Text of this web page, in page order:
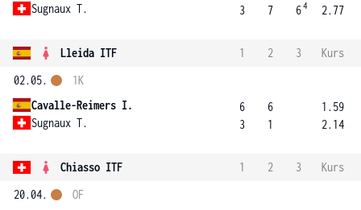
Sugnaux T.
3
7
64
2.77
Lleida ITF 1 2 3
Kurs
02.05.
Cavalle-Reimers I.
Sugnaux T.
1K
6
3
6
1
1.59
2.14
Chiasso ITF 1 2 3
Kurs
20.04.
OF